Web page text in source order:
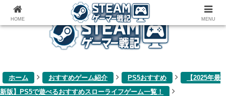
ゲーム関連雑記ブログ
ホーム おすすめゲーム紹介 PS5おすすめ
【2025年最
新版】PS5で遊べるおすすめスローライフゲーム一覧！
HOME MENU